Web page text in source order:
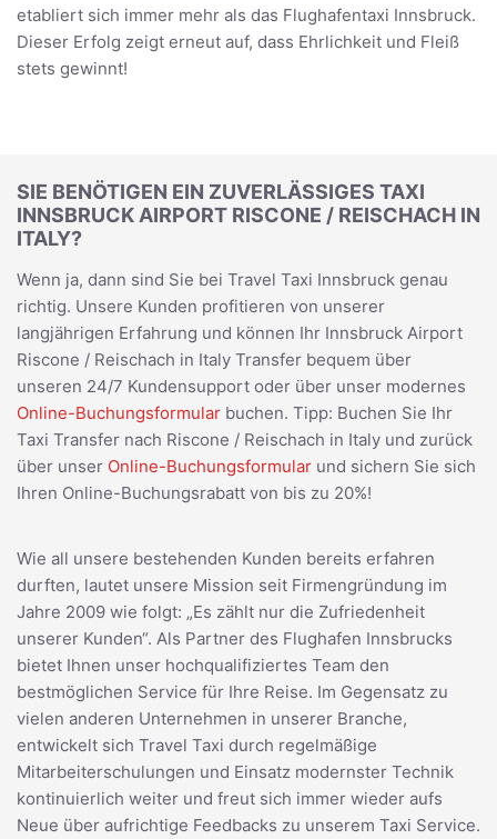
etabliert sich immer mehr als das Flughafentaxi Innsbruck.
Dieser Erfolg zeigt erneut auf, dass Ehrlichkeit und Fleiß
stets gewinnt!
SIE BENÖTIGEN EIN ZUVERLÄSSIGES TAXI
INNSBRUCK AIRPORT RISCONE / REISCHACH IN
ITALY?
Wenn ja, dann sind Sie bei Travel Taxi Innsbruck genau
richtig. Unsere Kunden profitieren von unserer
langjährigen Erfahrung und können Ihr Innsbruck Airport
Riscone / Reischach in Italy Transfer bequem über
unseren 24/7 Kundensupport oder über unser modernes
Online-Buchungsformular buchen. Tipp: Buchen Sie Ihr
Taxi Transfer nach Riscone / Reischach in Italy und zurück
über unser Online-Buchungsformular und sichern Sie sich
Ihren Online-Buchungsrabatt von bis zu 20%!
Wie all unsere bestehenden Kunden bereits erfahren
durften, lautet unsere Mission seit Firmengründung im
Jahre 2009 wie folgt: „Es zählt nur die Zufriedenheit
unserer Kunden“. Als Partner des Flughafen Innsbrucks
bietet Ihnen unser hochqualifiziertes Team den
bestmöglichen Service für Ihre Reise. Im Gegensatz zu
vielen anderen Unternehmen in unserer Branche,
entwickelt sich Travel Taxi durch regelmäßige
Mitarbeiterschulungen und Einsatz modernster Technik
kontinuierlich weiter und freut sich immer wieder aufs
Neue über aufrichtige Feedbacks zu unserem Taxi Service.